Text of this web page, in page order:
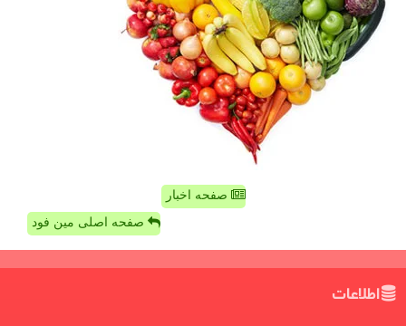
صفحه اخبار
صفحه اصلی مین فود
اطلاعات